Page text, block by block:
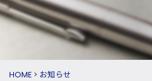
HOME > お知らせ